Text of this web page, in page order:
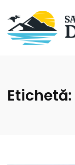
Etichetă: